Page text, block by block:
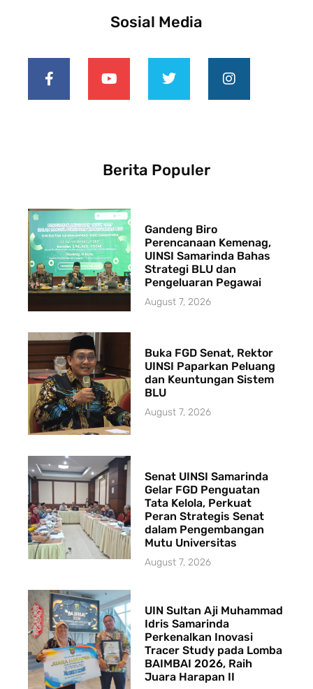
Sosial Media
Berita Populer
Gandeng Biro
Perencanaan Kemenag,
UINSI Samarinda Bahas
Strategi BLU dan
Pengeluaran Pegawai
August 7, 2026
Buka FGD Senat, Rektor
UINSI Paparkan Peluang
dan Keuntungan Sistem
BLU
August 7, 2026
Senat UINSI Samarinda
Gelar FGD Penguatan
Tata Kelola, Perkuat
Peran Strategis Senat
dalam Pengembangan
Mutu Universitas
August 7, 2026
UIN Sultan Aji Muhammad
Idris Samarinda
Perkenalkan Inovasi
Tracer Study pada Lomba
BAIMBAI 2026, Raih
Juara Harapan II